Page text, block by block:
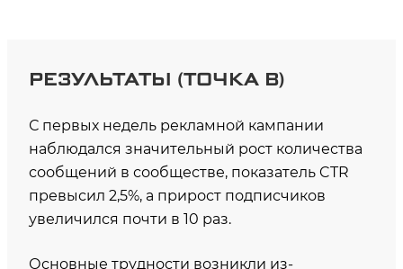
РЕЗУЛЬТАТЫ (ТОЧКА В)
С первых недель рекламной кампании
наблюдался значительный рост количества
сообщений в сообществе, показатель CTR
превысил 2,5%, а прирост подписчиков
увеличился почти в 10 раз.
Основные трудности возникли из-